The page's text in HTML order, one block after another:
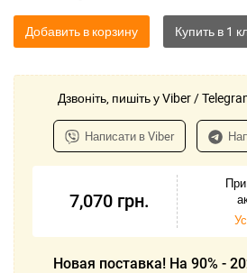
Добавить в корзину
Дзвоніть, пишіть у Viber /
Написати в Viber
7,070 грн.
Новая поставка! На 90% -